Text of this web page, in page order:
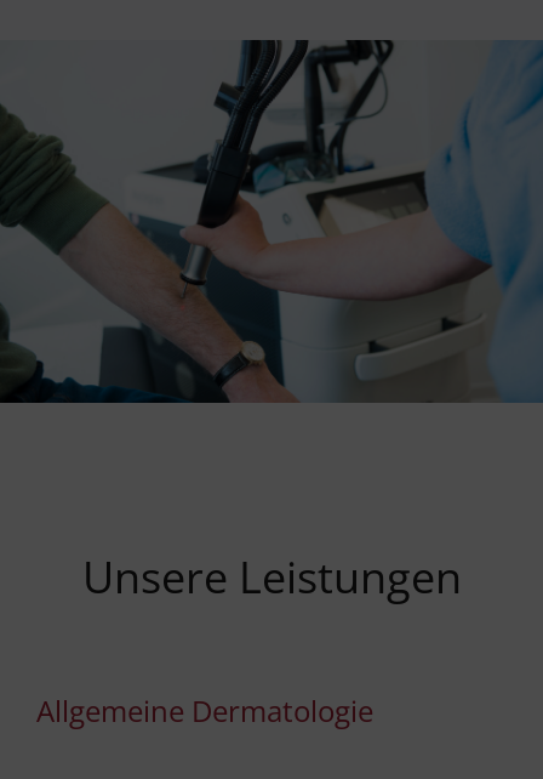
Unsere Leistungen
Allgemeine Dermatologie